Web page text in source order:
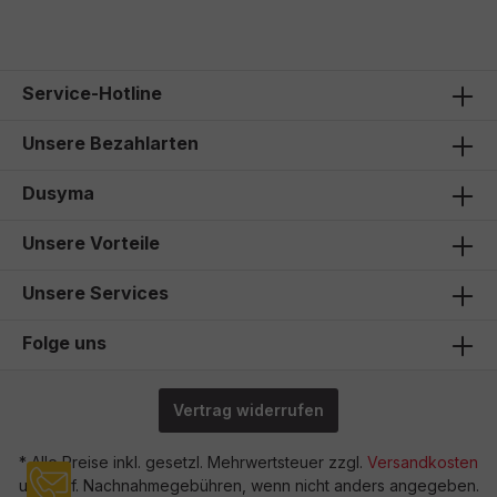
Service-Hotline
Unsere Bezahlarten
Dusyma
Unsere Vorteile
Unsere Services
Folge uns
Vertrag widerrufen
* Alle Preise inkl. gesetzl. Mehrwertsteuer zzgl. Versandkosten
und ggf. Nachnahmegebühren, wenn nicht anders angegeben.